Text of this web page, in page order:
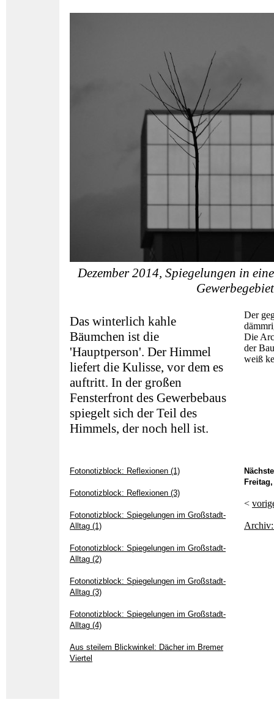
Dezember 2014, Spiegelungen in
Gewerbegebiet
Das winterlich kahle
Bäumchen ist die
'Hauptperson'. Der Himmel
liefert die Kulisse, vor dem es
auftritt. In der großen
Fensterfront des Gewerbebaus
spiegelt sich der Teil des
Himmels, der noch hell ist.
Der
Die
der
weiß
Fotonotizblock: Reflexionen (1)
Fotonotizblock: Reflexionen (3)
Fotonotizblock: Spiegelungen im Großstadt-
Alltag (1)
Fotonotizblock: Spiegelungen im Großstadt-
Alltag (2)
Fotonotizblock: Spiegelungen im Großstadt-
Alltag (3)
Fotonotizblock: Spiegelungen im Großstadt-
Alltag (4)
Aus steilem Blickwinkel: Dächer im Bremer
Viertel
<